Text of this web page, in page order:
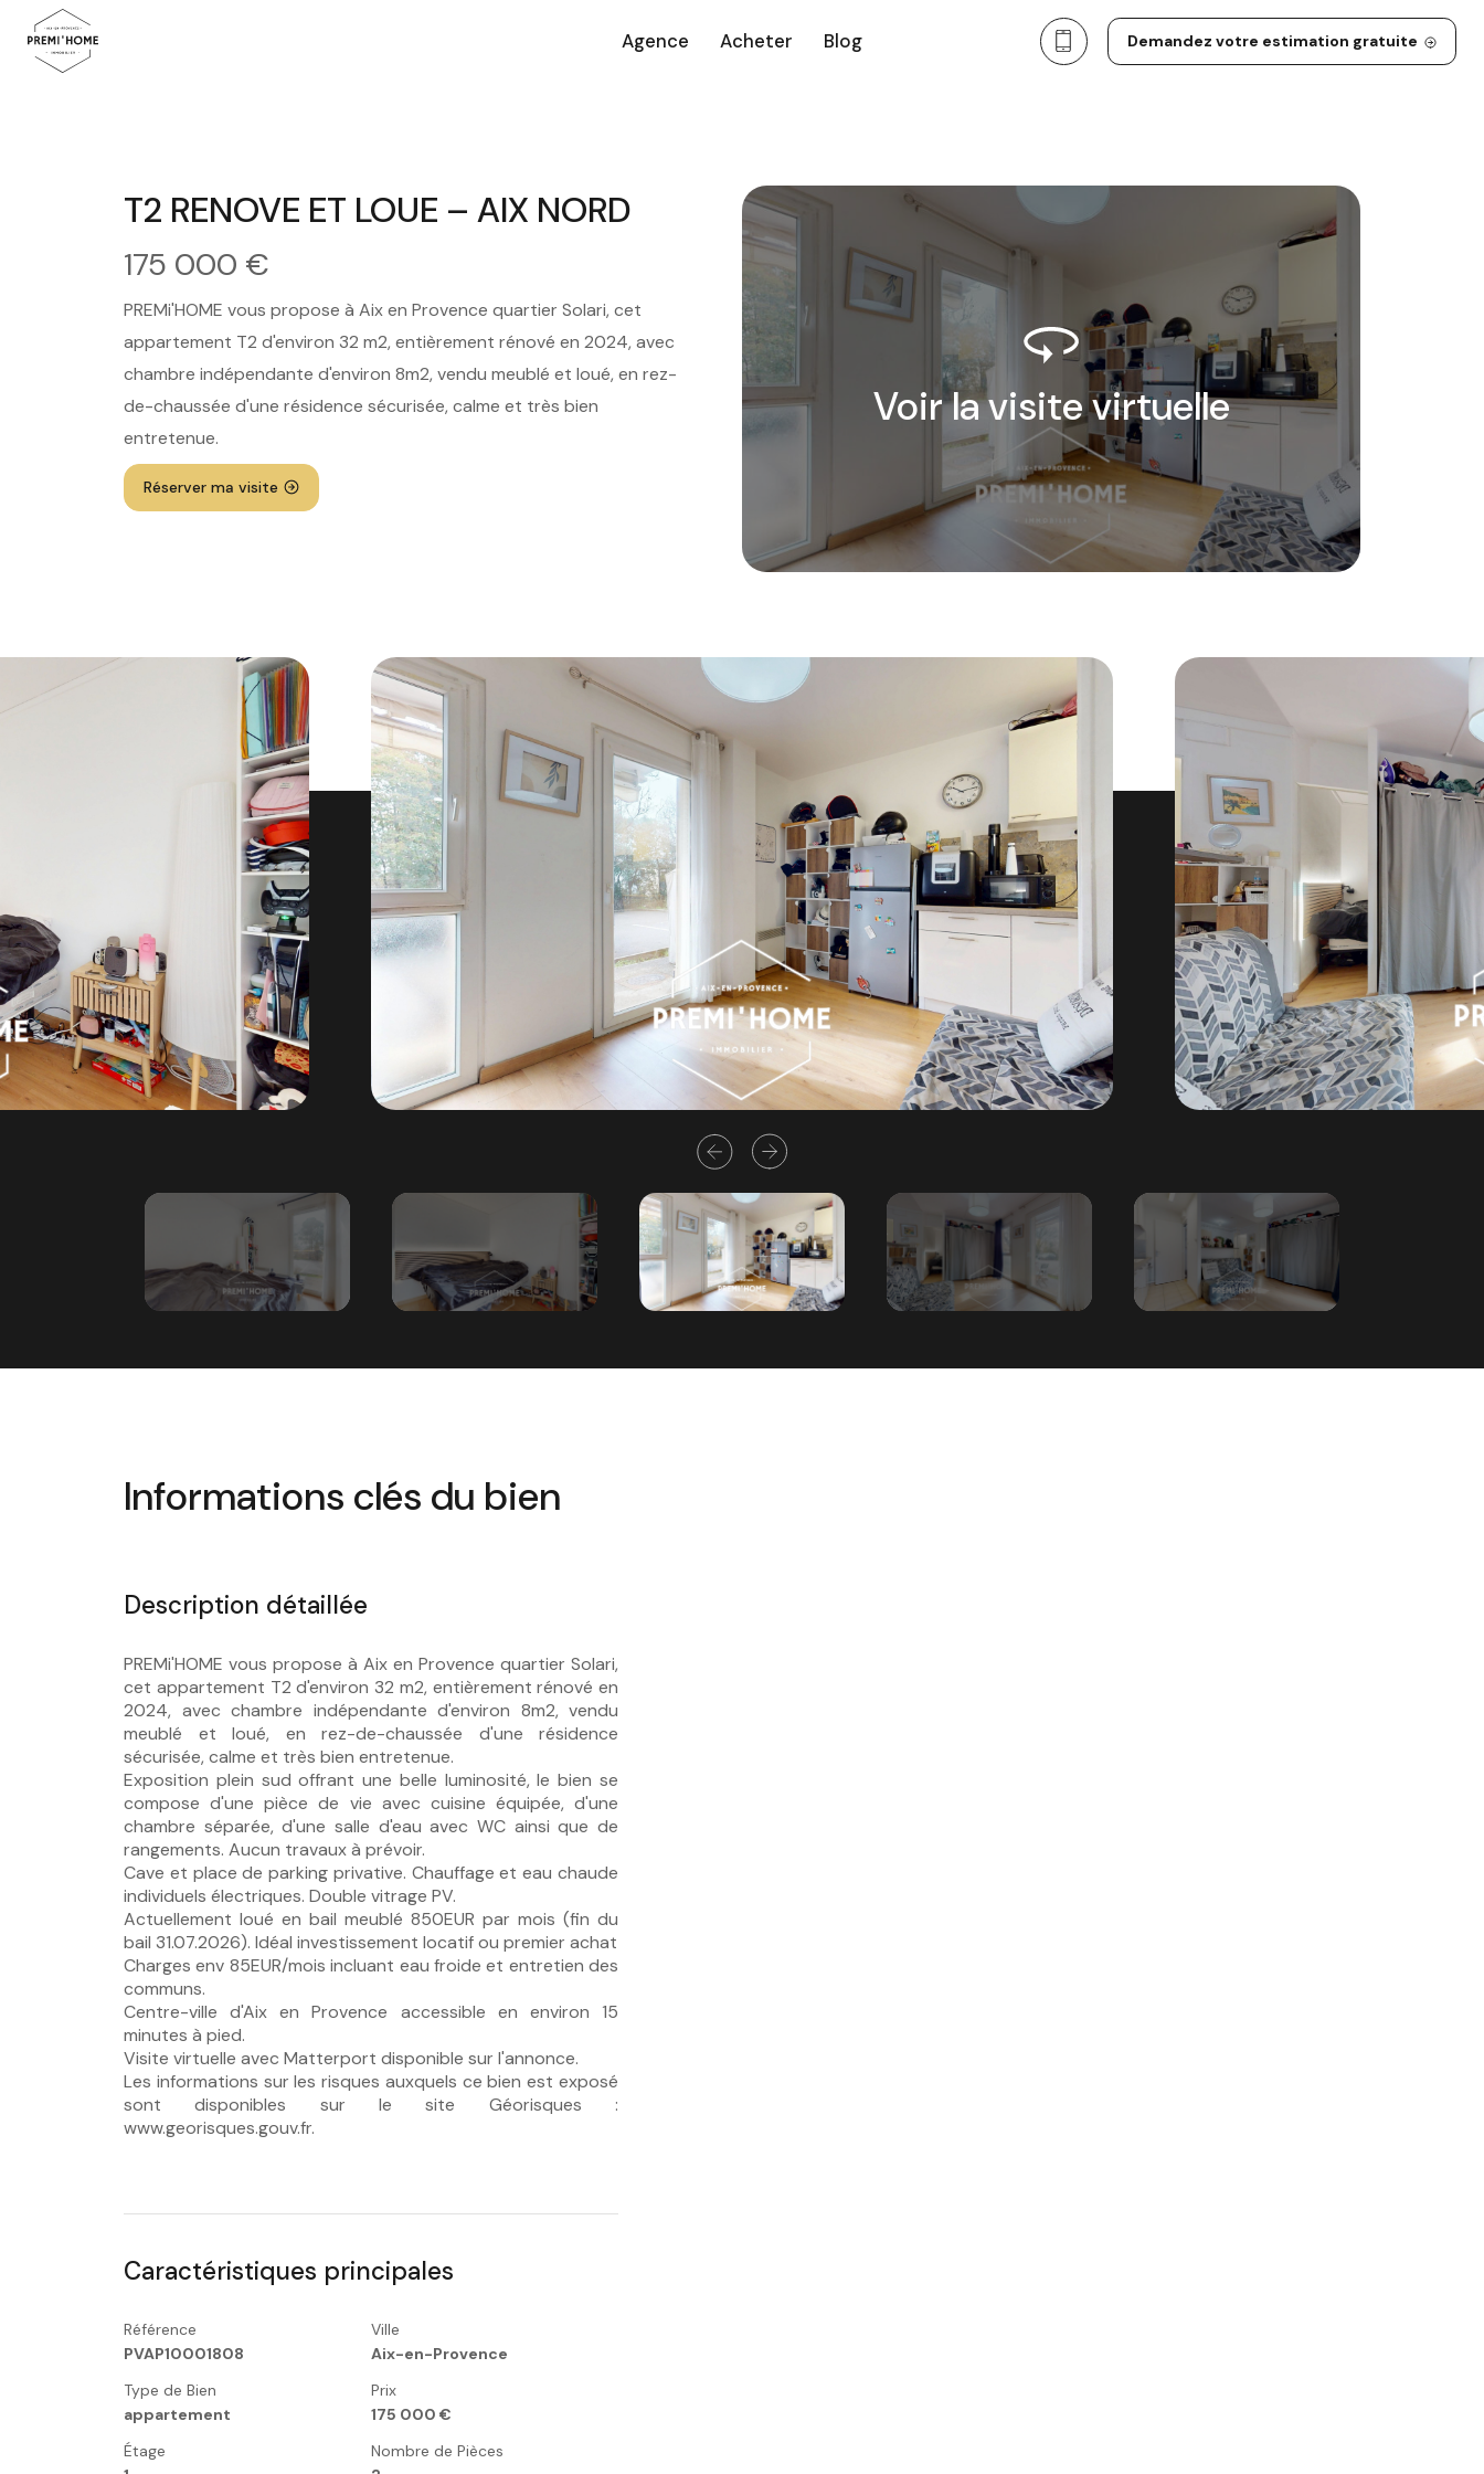
Agence Acheter Blog Demandez votre estimation gratuite
T2 RENOVE ET LOUE – AIX NORD
175 000 €
PREMi'HOME vous propose à Aix en Provence quartier Solari, cet
appartement T2 d'environ 32 m2, entièrement rénové en 2024, avec
chambre indépendante d'environ 8m2, vendu meublé et loué, en rez-
de-chaussée d'une résidence sécurisée, calme et très bien
entretenue.
Réserver ma visite
Voir la visite virtuelle
Informations clés du bien
Description détaillée
PREMi'HOME vous propose à Aix en Provence quartier Solari,
cet appartement T2 d'environ 32 m2, entièrement rénové en
2024, avec chambre indépendante d'environ 8m2, vendu
meublé et loué, en rez-de-chaussée d'une résidence
sécurisée, calme et très bien entretenue.
Exposition plein sud offrant une belle luminosité, le bien se
compose d'une pièce de vie avec cuisine équipée, d'une
chambre séparée, d'une salle d'eau avec WC ainsi que de
rangements. Aucun travaux à prévoir.
Cave et place de parking privative. Chauffage et eau chaude
individuels électriques. Double vitrage PV.
Actuellement loué en bail meublé 850EUR par mois (fin du
bail 31.07.2026). Idéal investissement locatif ou premier achat
Charges env 85EUR/mois incluant eau froide et entretien des
communs.
Centre-ville d'Aix en Provence accessible en environ 15
minutes à pied.
Visite virtuelle avec Matterport disponible sur l'annonce.
Les informations sur les risques auxquels ce bien est exposé
sont disponibles sur le site Géorisques :
www.georisques.gouv.fr.
Caractéristiques principales
Référence
PVAP10001808
Ville
Aix-en-Provence
Type de Bien
appartement
Prix
175 000 €
Étage
Nombre de Pièces